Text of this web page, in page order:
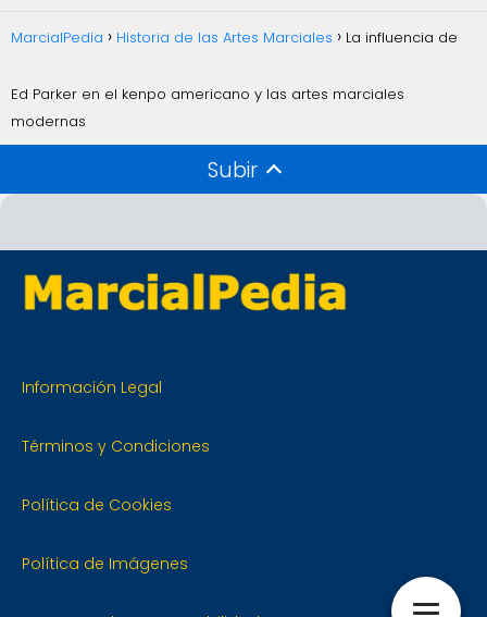
MarcialPedia Historia de las Artes Marciales La influencia de
Ed Parker en el kenpo americano y las artes marciales
modernas
Subir
Información Legal
Términos y Condiciones
Política de Cookies
Política de Imágenes